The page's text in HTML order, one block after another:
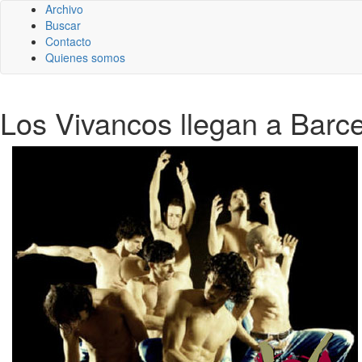
Archivo
Buscar
Contacto
Quienes somos
Los Vivancos llegan a